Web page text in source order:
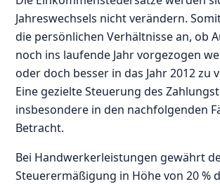
Jahreswechsels nicht verändern.
die persönlichen Verhältnisse an, ob
noch ins laufende Jahr vorgezogen
oder doch besser in das Jahr 2012 zu
Eine gezielte Steuerung des
insbesondere in den nachfolgenden
Betracht.
Bei Handwerkerleistungen gewährt
Steuerermäßigung in Höhe von 20 %